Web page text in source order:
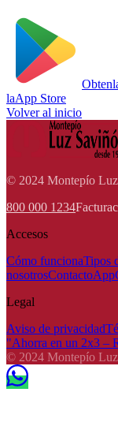
laApp Store
Volver al inicio
© 2024 Montepío Luz
800 000 1234
Accesos
Cómo funcionaTipos
nosotrosContactoApp
Legal
Aviso de privacidad
"Ahorra en un 2x3 –
© 2024 Montepío Luz